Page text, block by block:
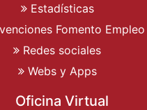
Estadísticas
Fomento Empleo
Redes sociales
Webs y Apps
Oficina Virtual